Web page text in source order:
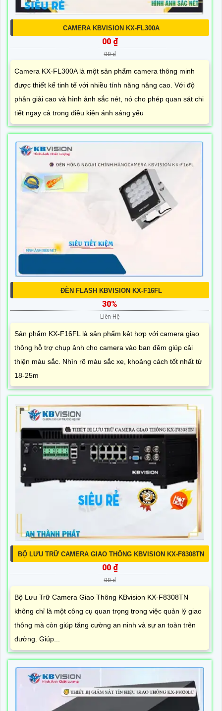
CAMERA KBVISION KX-FL300A
00 ₫
00 ₫
Camera KX-FL300A là một sản phẩm camera thông minh
được thiết kế tinh tế với nhiều tính năng nâng cao. Với độ
phân giải cao và hình ảnh sắc nét, nó cho phép quan sát chi
tiết ngay cả trong điều kiện ánh sáng yếu
ĐÈN FLASH KBVISION KX-F16FL
30%
Liên Hệ
Sản phẩm KX-F16FL là sản phẩm kêt hợp với camera giao
thông hỗ trợ chụp ảnh cho camera vào ban đêm giúp cải
thiện màu sắc. Nhìn rõ màu sắc xe, khoảng cách tốt nhất từ
18-25m
BỘ LƯU TRỮ CAMERA GIAO THÔNG KBVISION KX-F8308TN
00 ₫
00 ₫
Bộ Lưu Trữ Camera Giao Thông KBvision KX-F8308TN
không chỉ là một công cụ quan trọng trong việc quản lý giao
thông mà còn giúp tăng cường an ninh và sự an toàn trên
đường. Giúp...